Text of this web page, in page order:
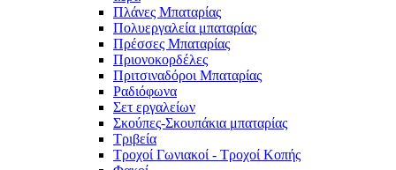
Πλάνες Μπαταρίας
Πολυεργαλεία μπαταρίας
Πρέσσες Μπαταρίας
Πριονοκορδέλες
Πριτσιναδόροι Μπαταρίας
Ραδιόφωνα
Σετ εργαλείων
Σκούπες-Σκουπάκια μπαταρίας
Τριβεία
Τροχοί Γωνιακοί - Τροχοί Κοπής